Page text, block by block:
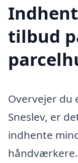
tilbud
Overvejer du
Sneslev, er
indhente